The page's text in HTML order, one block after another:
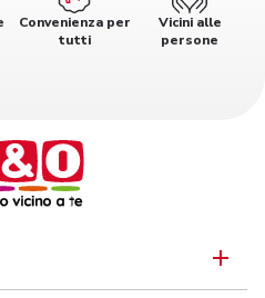
Convenienza per
tutti
Vicini alle
persone